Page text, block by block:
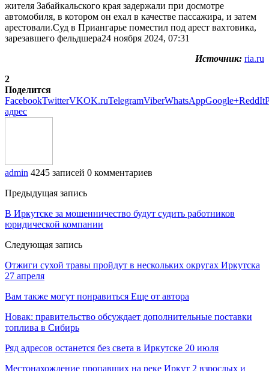
жителя Забайкальского края задержали при досмотре
автомобиля, в котором он ехал в качестве пассажира, и затем
арестовали.Суд в Приангарье поместил под арест вахтовика,
зарезавшего фельдшера24 ноября 2024, 07:31
Источник: ria.ru
2
Поделится
FacebookTwitterVKOK.ruTelegramViberWhatsAppGoogle+ReddIt
адрес
admin 4245 записей 0 комментариев
Предыдущая запись
В Иркутске за мошенничество будут судить работников
юридической компании
Следующая запись
Отжиги сухой травы пройдут в нескольких округах Иркутска
27 апреля
Вам также могут понравиться Еще от автора
Новак: правительство обсуждает дополнительные поставки
топлива в Сибирь
Ряд адресов останется без света в Иркутске 20 июля
Местонахождение пропавших на реке Иркут 2 взрослых и